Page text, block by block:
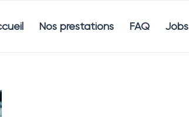
Nos prestations FAQ Jobs